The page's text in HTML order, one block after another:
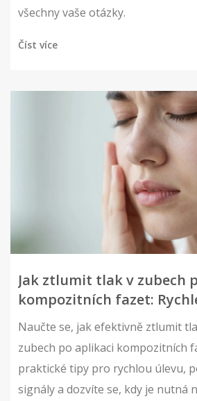
všechny vaše otázky.
Číst více
Jak ztlumit tlak v zubech
kompozitních fazet:
řešení
Naučte se, jak efektivně ztlumit
zubech po aplikaci kompozitních
praktické tipy pro rychlou úlevu,
signály a dozvíte se, kdy je nutná